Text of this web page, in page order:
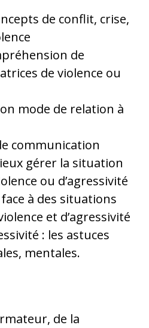
de conflit, crise,
de
de violence ou
mode de relation à
communication
gérer la situation
ou d’agressivité
à des situations
et d’agressivité
: les astuces
mentales.
de la